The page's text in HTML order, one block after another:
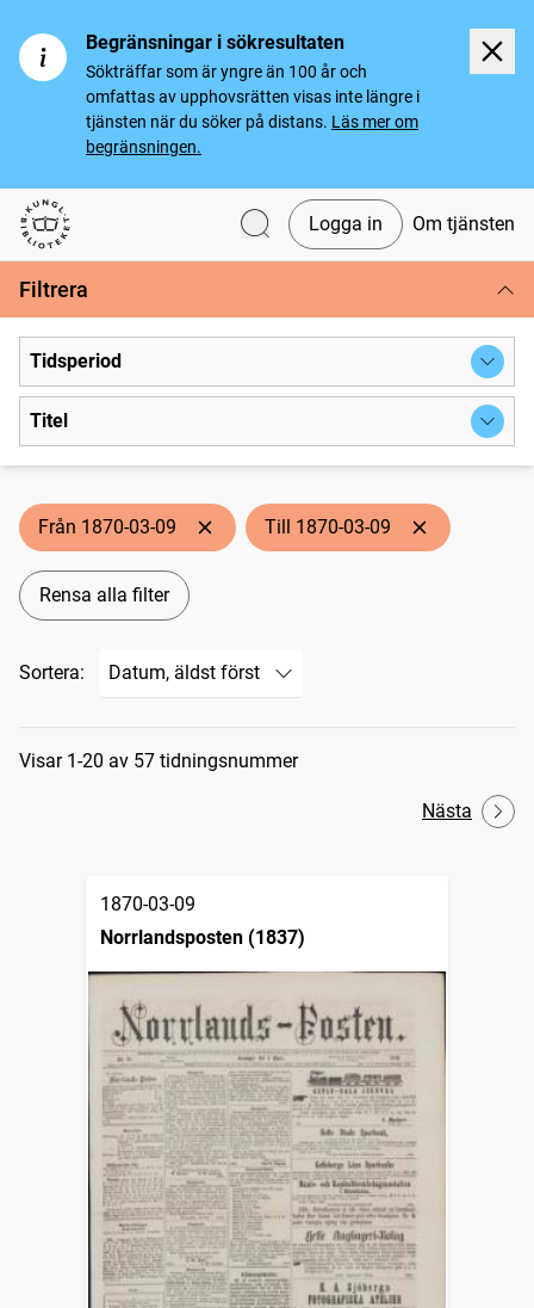
Begränsningar i sökresultaten
Sökträffar som är yngre än 100 år och
omfattas av upphovsrätten visas inte längre i
tjänsten när du söker på distans. Läs mer om
begränsningen.
Svenska tidningar
Logga in Om tjänsten
Filtrera
Tidsperiod
Titel
Från 1870-03-09 Till 1870-03-09
Rensa alla filter
Sortera:
Sökresultat
Visar 1-20 av 57 tidningsnummer
Nästa
1870-03-09
Norrlandsposten (1837)